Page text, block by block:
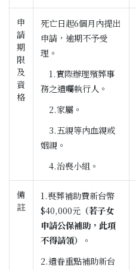
申
請
期
限
及
資
格
死亡日起6個月內提出
申請，逾期不予受
理。
1.實際辦理殯葬事
務之遺囑執行人。
2.家屬。
3.五親等內血親或
姻親。
4.治喪小組。
備
註
1.喪葬補助費新台幣
$40,000元 （若子女
申請公保補助，此項
不得請領）
。
2.遺眷重點補助新台